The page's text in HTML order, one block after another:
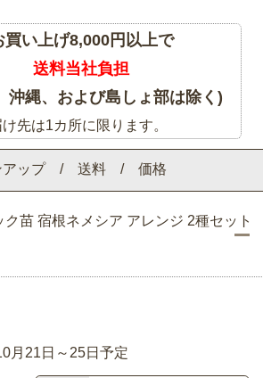
アップ / 送料 / 価格
ク苗 宿根ネメシア アレンジ 2種セット
月21日～25日予定
買い上げ8,000円以上で
送料当社負担
沖縄、および島しょ部は除く)
先は1カ所に限ります。